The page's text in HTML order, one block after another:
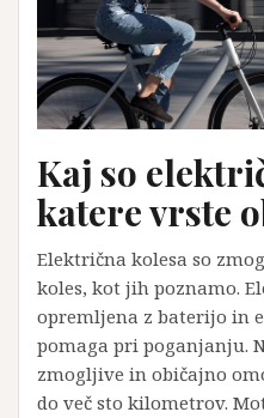
Kaj so
katere vrste
Električna kolesa so
koles, kot jih poznamo.
opremljena z baterijo in
pomaga pri poganjanju.
zmogljive in običajno
do več sto kilometrov.